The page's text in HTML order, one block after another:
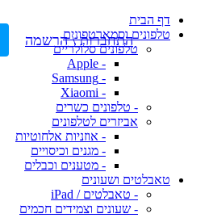
דף הבית
טלפונים וסמארטפונים
טלפונים סלולריים
- Apple
- Samsung
- Xiaomi
- טלפונים כשרים
אביזרים לטלפונים
- אוזניות אלחוטיות
- מגנים וכיסויים
- מטענים וכבלים
טאבלטים ושעונים
- טאבלטים / iPad
- שעונים וצמידים חכמים
התחברות \ הרשמה